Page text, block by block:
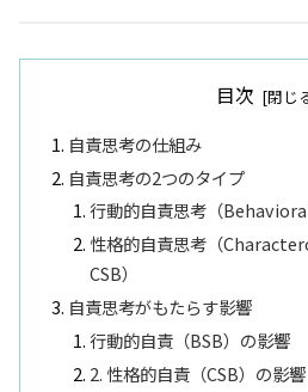
目次
自責思考の仕組み
自責思考の2つのタイプ
行動的自責思考（
性格的自責思考（
CSB）
自責思考がもたらす影響
行動的自責（BSB）の影響
2. 性格的自責（CSB）の影響